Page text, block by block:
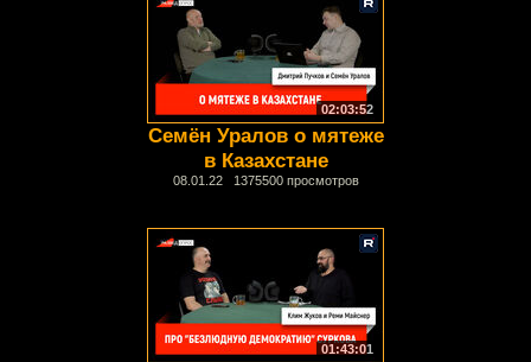
02:03:52
Семён Уралов о мятеже
в Казахстане
08.01.22 1375500 просмотров
01:43:01